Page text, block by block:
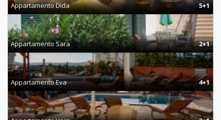
Appartamento Dida 5+1
Appartamento Sara 2+1
Appartamento Eva 4+1